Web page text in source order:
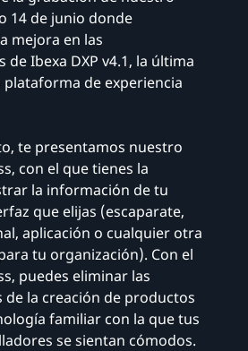
14 de junio donde
mejora en las
de Ibexa DXP v4.1, la última
de experiencia
te presentamos nuestro
con el que tienes la
la información de tu
que elijas (escaparate,
aplicación o cualquier otra
tu organización). Con el
puedes eliminar las
de la creación de productos
familiar con la que tus
se sientan cómodos.